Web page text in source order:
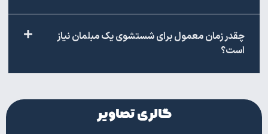
چقدر زمان معمول برای شستشوی یک مبلمان نیاز
است؟
گالری تصاویر